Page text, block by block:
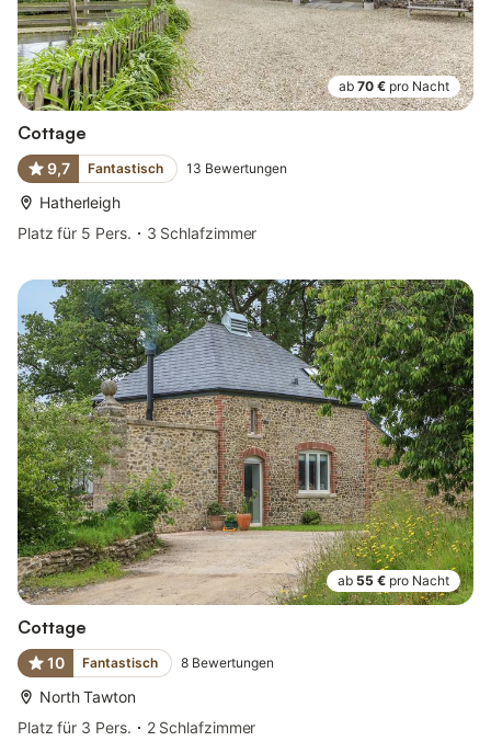
ab 70 € pro Nacht
Cottage
9,7 Fantastisch 13 Bewertungen
Hatherleigh
Platz für 5 Pers.
3 Schlafzimmer
ab 55 € pro Nacht
Cottage
10 Fantastisch 8 Bewertungen
North Tawton
Platz für 3 Pers.
2 Schlafzimmer